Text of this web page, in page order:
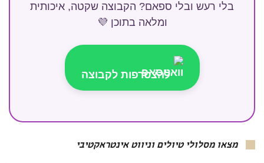
בלי רעש ובלי ספאם? הקבוצה שקטה, איכותית
ומלאה בתוכן 💜
להצטרפות לקבוצה
מצאו מסלולי טיולים וניווט אינטראקטיבי